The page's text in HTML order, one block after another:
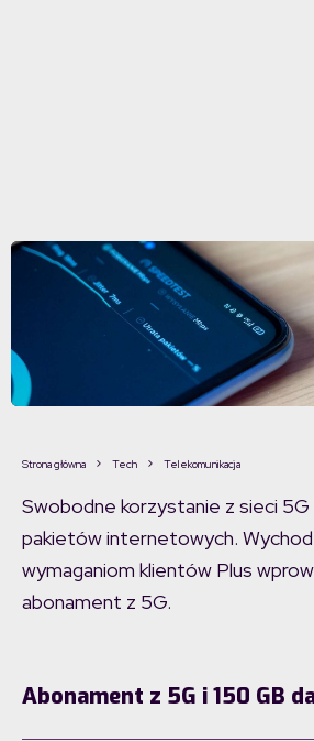
Strona główna Tech Telekomunikacja
Swobodne korzystanie z sieci
pakietów internetowych.
wymaganiom klientów Plus
abonament z 5G.
Abonament z 5G i 150 GB